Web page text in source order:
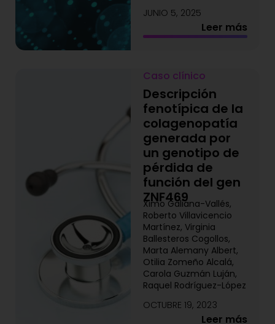
JUNIO 5, 2025
Leer más
Caso clínico
Descripción
fenotípica de la
colagenopatía
generada por
un genotipo de
pérdida de
función del gen
ZNF469
Ximo Galiana-Vallés,
Roberto Villavicencio
Martínez, Virginia
Ballesteros Cogollos,
Marta Alemany Albert,
Otilia Zomeño Alcalá,
Carola Guzmán Luján,
Raquel Rodríguez-López
OCTUBRE 19, 2023
Leer más